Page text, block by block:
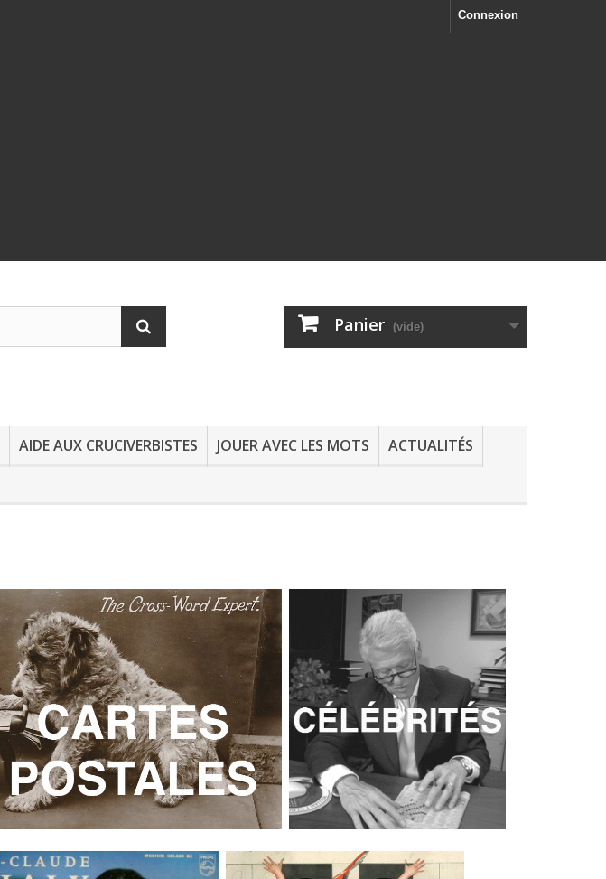
Connexion
Panier (vide)
AIDE AUX CRUCIVERBISTES JOUER AVEC LES MOTS
ACTUALITÉS